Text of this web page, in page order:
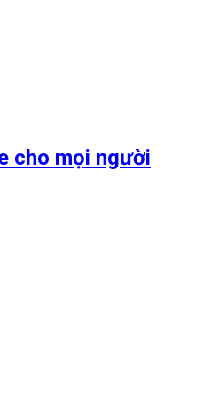
cho mọi người